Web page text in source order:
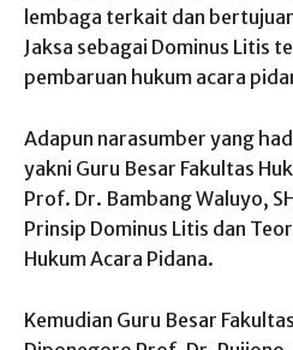
lembaga terkait dan
Jaksa sebagai Dominus Litis
pembaruan hukum acara
Adapun narasumber yang
yakni Guru Besar Fakultas
Prof. Dr. Bambang Waluyo,
Prinsip Dominus Litis dan
Hukum Acara Pidana.
Kemudian Guru Besar